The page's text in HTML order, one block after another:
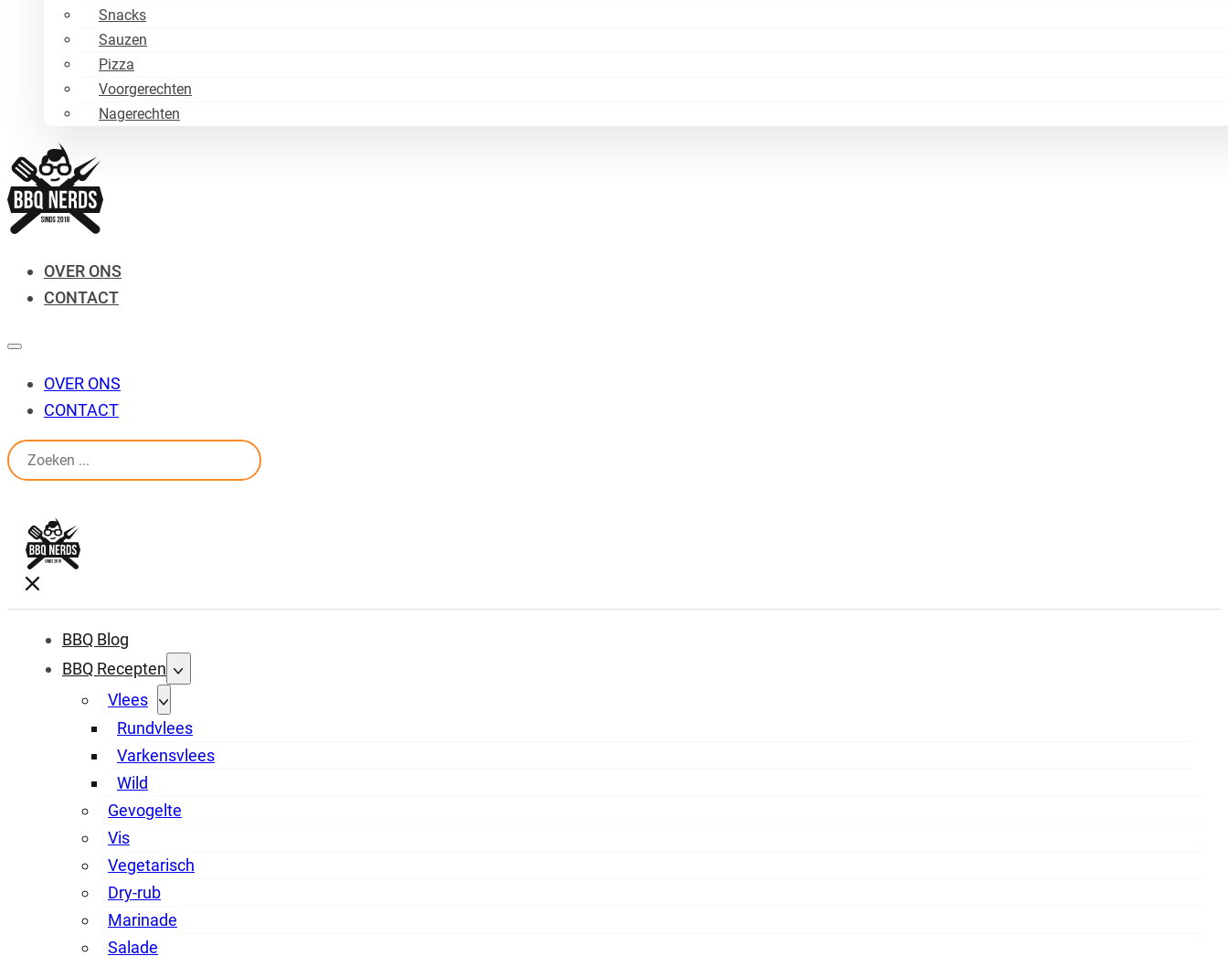
Snacks
Sauzen
Pizza
Voorgerechten
Nagerechten
OVER ONS
CONTACT
OVER ONS
CONTACT
Zoeken
BBQ Blog
BBQ Recepten
Vlees
Rundvlees
Varkensvlees
Wild
Gevogelte
Vis
Vegetarisch
Dry-rub
Marinade
Salade